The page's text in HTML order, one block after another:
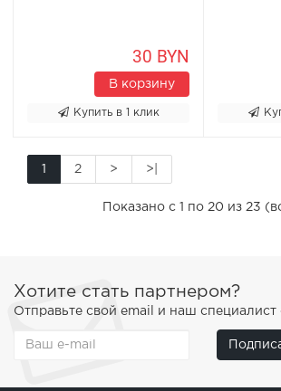
30 BYN
В корзину
Купить в 1 клик
1 2 > >|
Показано с 1 по 20 из 23
Хотите стать партнером?
Отправьте свой email и наш специалист